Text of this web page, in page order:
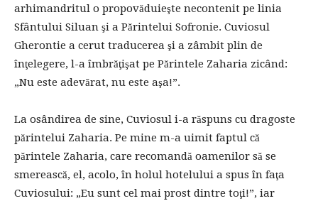
arhimandritul o propovăduieşte necontenit pe linia
Sfântului Siluan şi a Părintelui Sofronie. Cuviosul
Gherontie a cerut traducerea şi a zâmbit plin de
înţelegere, l-a îmbrăţişat pe Părintele Zaharia zicând:
„Nu este adevărat, nu este aşa!”.
La osândirea de sine, Cuviosul i-a răspuns cu dragoste
părintelui Zaharia. Pe mine m-a uimit faptul că
părintele Zaharia, care recomandă oamenilor să se
smerească, el, acolo, în holul hotelului a spus în faţa
Cuviosului: „Eu sunt cel mai prost dintre toţi!”, iar